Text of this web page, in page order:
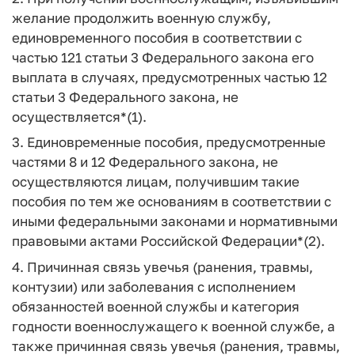
желание продолжить военную службу,
единовременного пособия в соответствии с
частью 121 статьи 3 Федерального закона его
выплата в случаях, предусмотренных частью 12
статьи 3 Федерального закона, не
осуществляется*(1).
3. Единовременные пособия, предусмотренные
частями 8 и 12 Федерального закона, не
осуществляются лицам, получившим такие
пособия по тем же основаниям в соответствии с
иными федеральными законами и нормативными
правовыми актами Российской Федерации*(2).
4. Причинная связь увечья (ранения, травмы,
контузии) или заболевания с исполнением
обязанностей военной службы и категория
годности военнослужащего к военной службе, а
также причинная связь увечья (ранения, травмы,